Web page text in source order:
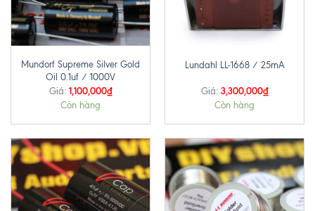
Mundorf Supreme Silver Gold
Oil 0.1uf / 1000V
Giá: 1,100,000₫
Còn hàng
Lundahl LL-1668 / 25mA
Giá: 3,300,000₫
Còn hàng